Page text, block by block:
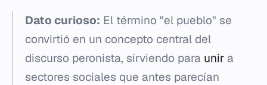
Dato curioso: El término "el pueblo" se
convirtió en un concepto central del
discurso peronista, sirviendo para unir a
sectores sociales que antes parecían